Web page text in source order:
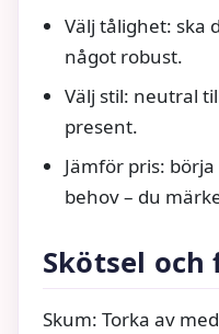
Välj tålighet: ska
något robust.
Välj stil: neutral
present.
Jämför pris:
behov – du
Skötsel
Skum: Torka av